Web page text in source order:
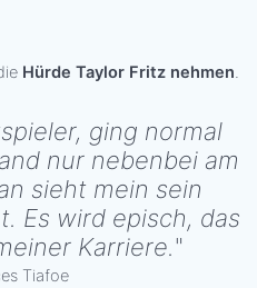
Hürde Taylor Fritz nehmen.
ging normal
nur nebenbei am
sieht mein sein
Es wird episch, das
Karriere."
Tiafoe